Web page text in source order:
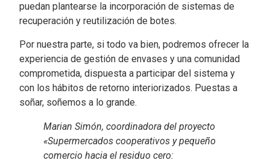
puedan plantearse la incorporación de sistemas de
recuperación y reutilización de botes.
Por nuestra parte, si todo va bien, podremos ofrecer la
experiencia de gestión de envases y una comunidad
comprometida, dispuesta a participar del sistema y
con los hábitos de retorno interiorizados. Puestas a
soñar, soñemos a lo grande.
Marian Simón, coordinadora del proyecto
«Supermercados cooperativos y pequeño
comercio hacia el residuo cero: